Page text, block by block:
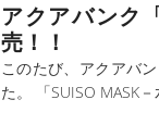
アクアバンク
売！！
このたび、アクアバ
た。 「SUISO MASK